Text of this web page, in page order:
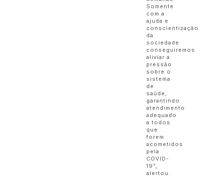
Somente
com a
ajuda e
conscientização
da
sociedade
conseguiremos
aliviar a
pressão
sobre o
sistema
de
saúde,
garantindo
atendimento
adequado
a todos
que
forem
acometidos
pela
COVID-
19”,
alertou.